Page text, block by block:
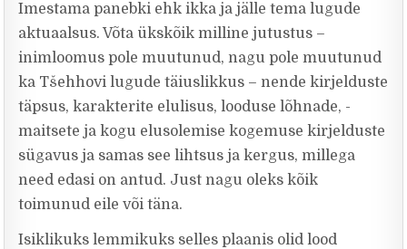
Imestama panebki ehk ikka ja jälle tema lugude
aktuaalsus. Võta ükskõik milline jutustus –
inimloomus pole muutunud, nagu pole muutunud
ka Tšehhovi lugude täiuslikkus – nende kirjelduste
täpsus, karakterite elulisus, looduse lõhnade, -
maitsete ja kogu elusolemise kogemuse kirjelduste
sügavus ja samas see lihtsus ja kergus, millega
need edasi on antud. Just nagu oleks kõik
toimunud eile või täna.
Isiklikuks lemmikuks selles plaanis olid lood